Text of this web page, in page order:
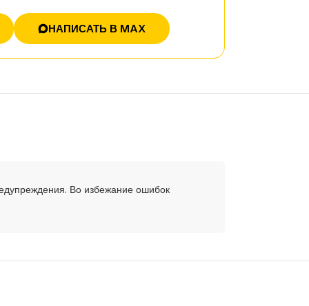
НАПИСАТЬ В MAX
Во избежание ошибок